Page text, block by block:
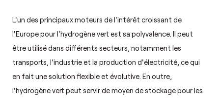
L'un des principaux moteurs de l'intérêt croissant de
l'Europe pour l'hydrogène vert est sa polyvalence. Il peut
être utilisé dans différents secteurs, notamment les
transports, l'industrie et la production d'électricité, ce qui
en fait une solution flexible et évolutive. En outre,
l'hydrogène vert peut servir de moyen de stockage pour les